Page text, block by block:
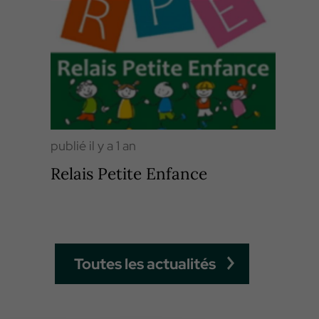
publié il y a 1 an
Relais Petite Enfance
Toutes les actualités